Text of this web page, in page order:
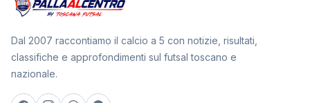
Dal 2007 raccontiamo il calcio a 5 con notizie, risultati,
classifiche e approfondimenti sul futsal toscano e
nazionale.